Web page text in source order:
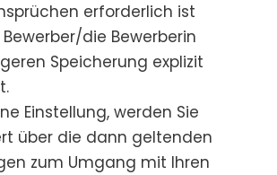
erforderlich ist
die Bewerberin
Speicherung explizit
Einstellung, werden Sie
über die dann geltenden
zum Umgang mit Ihren